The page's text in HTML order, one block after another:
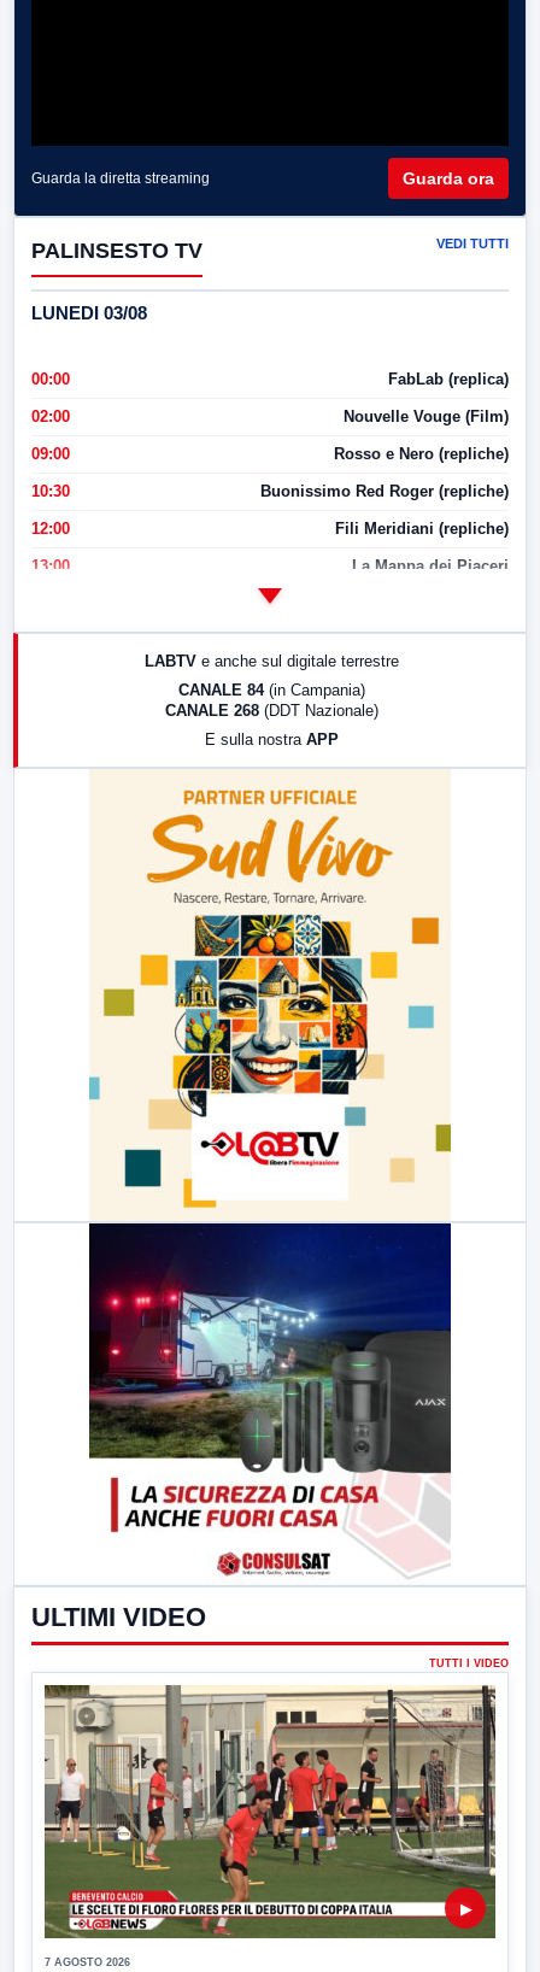
Guarda la diretta streaming Guarda ora
PALINSESTO TV VEDI TUTTI
LUNEDI 03/08
00:00 FabLab (replica)
02:00 Nouvelle Vouge (Film)
09:00 Rosso e Nero (repliche)
10:30 Buonissimo Red Roger (repliche)
12:00 Fili Meridiani (repliche)
13:00 La Mappa dei Piaceri
17:00 LabNews (replica)
LABTV e anche sul digitale terrestre
CANALE 84 (in Campania)
CANALE 268 (DDT Nazionale)
E sulla nostra APP
ULTIMI VIDEO
TUTTI I VIDEO
▶
7 AGOSTO 2026